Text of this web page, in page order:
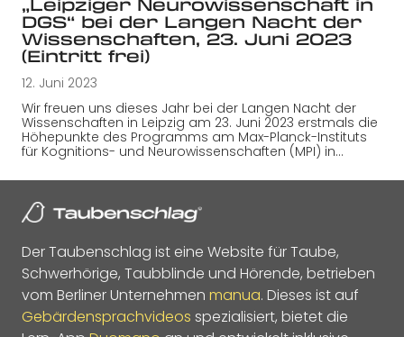
DGS“ bei der Langen Nacht der
Wissenschaften, 23. Juni 2023
(Eintritt frei)
12. Juni 2023
Wir freuen uns dieses Jahr bei der Langen Nacht der
Wissenschaften in Leipzig am 23. Juni 2023 erstmals die
Höhepunkte des Programms am Max-Planck-Instituts
für Kognitions- und Neurowissenschaften (MPI) in…
Der Taubenschlag ist eine Website für Taube,
Schwerhörige, Taubblinde und Hörende, betrieben
vom Berliner Unternehmen manua. Dieses ist auf
Gebärdensprachvideos spezialisiert, bietet die